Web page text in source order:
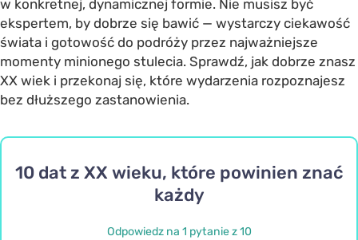
w konkretnej, dynamicznej formie. Nie musisz być
ekspertem, by dobrze się bawić — wystarczy ciekawość
świata i gotowość do podróży przez najważniejsze
momenty minionego stulecia. Sprawdź, jak dobrze znasz
XX wiek i przekonaj się, które wydarzenia rozpoznajesz
bez dłuższego zastanowienia.
10 dat z XX wieku, które powinien znać
każdy
Odpowiedz na 1 pytanie z 10